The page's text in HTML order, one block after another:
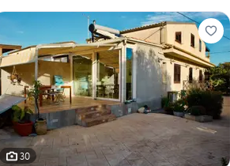
30